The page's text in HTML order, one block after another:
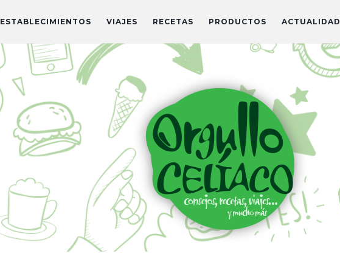
ESTABLECIMIENTOS VIAJES RECETAS PRODUCTOS ACTUALIDAD